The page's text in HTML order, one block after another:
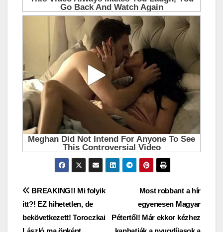
Bejegyzés
navigáció
Most robbant a hír
egyenesen Magyar
Pétertől! Már ekkor kézhez
BREAKING!! Mi folyik
itt?! EZ hihetetlen, de
bekövetkezett! Toroczkai